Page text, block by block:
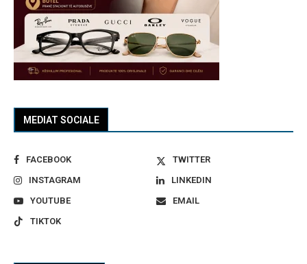
MEDIAT SOCIALE
FACEBOOK
TWITTER
INSTAGRAM
LINKEDIN
YOUTUBE
EMAIL
TIKTOK